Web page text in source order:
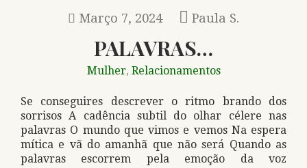
Março 7, 2024 Paula S.
PALAVRAS…
Mulher, Relacionamentos
Se conseguires descrever o ritmo brando dos
sorrisos A cadência subtil do olhar célere nas
palavras O mundo que vimos e vemos Na espera
mítica e vã do amanhã que não será Quando as
palavras escorrem pela emoção da voz